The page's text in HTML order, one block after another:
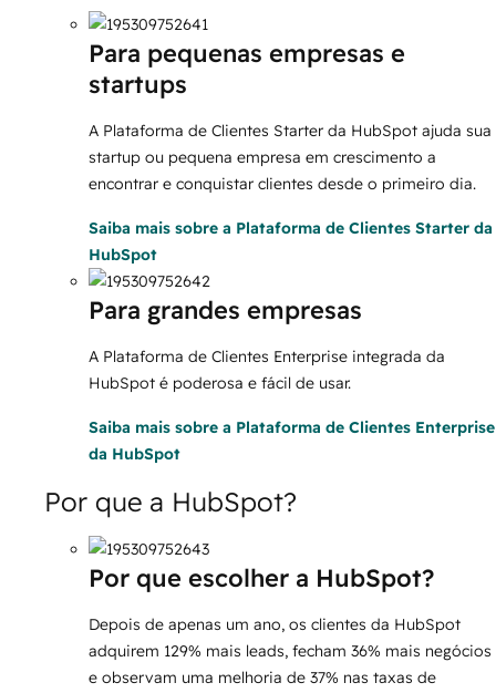
Para pequenas empresas e
startups
A Plataforma de Clientes Starter da HubSpot ajuda sua
startup ou pequena empresa em crescimento a
encontrar e conquistar clientes desde o primeiro dia.
Saiba mais sobre a Plataforma de Clientes Starter da
HubSpot
Para grandes empresas
A Plataforma de Clientes Enterprise integrada da
HubSpot é poderosa e fácil de usar.
Saiba mais sobre a Plataforma de Clientes Enterprise
da HubSpot
Por que a HubSpot?
Por que escolher a HubSpot?
Depois de apenas um ano, os clientes da HubSpot
adquirem 129% mais leads, fecham 36% mais negócios
e observam uma melhoria de 37% nas taxas de